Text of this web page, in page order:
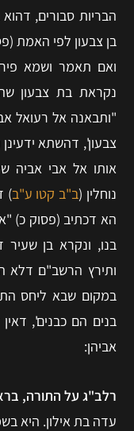
הבריות סבורים,
בן צבעון לפי האמת
ואם תאמר ושמא
נקראת בת צבעון
"ותבאנה אל רעואל
צבעון', דהשתא
אותו אל אבי אביה
נוחלין (ב"ב קטו ע"ב)
הא דכתיב (פסוק כ)
בנו, ונקרא בן שעיר
ותירץ הרשב"ם דלא
במקום שבא ליחס
בנים הם כבנים',
אביהן:
רלב"ג על התורה,
עדה בת אילון. היא